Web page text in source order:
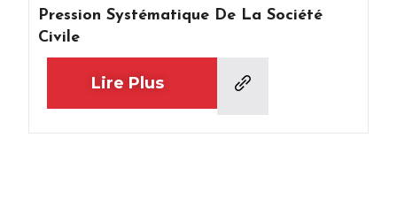
Pression Systématique De La Société
Civile
Lire Plus